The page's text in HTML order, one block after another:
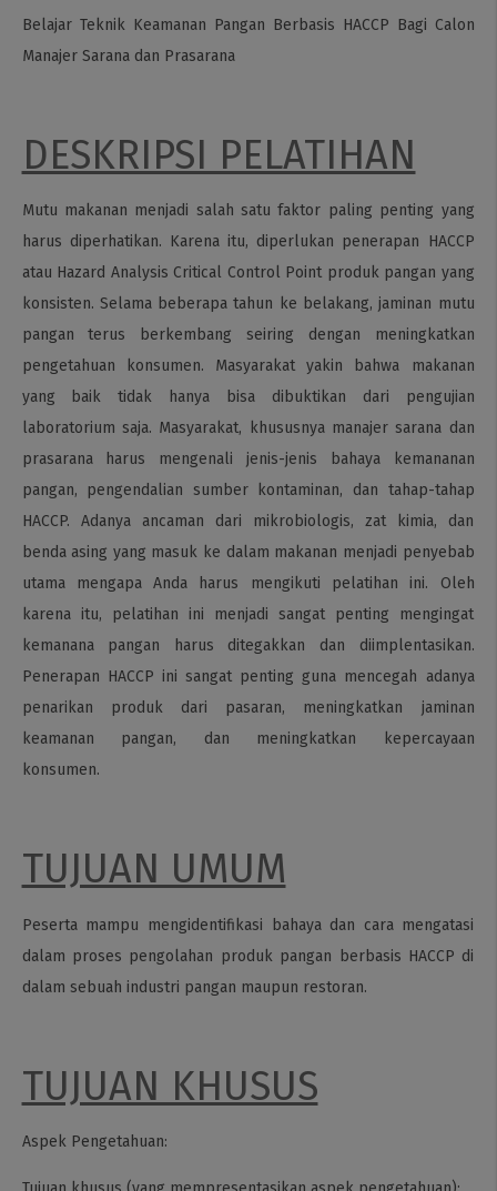
Belajar Teknik Keamanan Pangan Berbasis HACCP Bagi Calon
Manajer Sarana dan Prasarana
DESKRIPSI PELATIHAN
Mutu makanan menjadi salah satu faktor paling penting yang
harus diperhatikan. Karena itu, diperlukan penerapan HACCP
atau Hazard Analysis Critical Control Point produk pangan yang
konsisten. Selama beberapa tahun ke belakang, jaminan mutu
pangan terus berkembang seiring dengan meningkatkan
pengetahuan konsumen. Masyarakat yakin bahwa makanan
yang baik tidak hanya bisa dibuktikan dari pengujian
laboratorium saja. Masyarakat, khususnya manajer sarana dan
prasarana harus mengenali jenis-jenis bahaya kemananan
pangan, pengendalian sumber kontaminan, dan tahap-tahap
HACCP. Adanya ancaman dari mikrobiologis, zat kimia, dan
benda asing yang masuk ke dalam makanan menjadi penyebab
utama mengapa Anda harus mengikuti pelatihan ini. Oleh
karena itu, pelatihan ini menjadi sangat penting mengingat
kemanana pangan harus ditegakkan dan diimplentasikan.
Penerapan HACCP ini sangat penting guna mencegah adanya
penarikan produk dari pasaran, meningkatkan jaminan
keamanan pangan, dan meningkatkan kepercayaan
konsumen.
TUJUAN UMUM
Peserta mampu mengidentifikasi bahaya dan cara mengatasi
dalam proses pengolahan produk pangan berbasis HACCP di
dalam sebuah industri pangan maupun restoran.
TUJUAN KHUSUS
Aspek Pengetahuan: